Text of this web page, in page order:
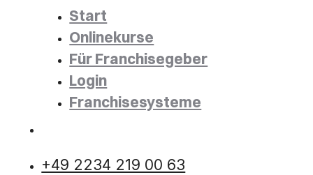
Start
Onlinekurse
Für Franchisegeber
Login
Franchisesysteme
+49 2234 219 00 63